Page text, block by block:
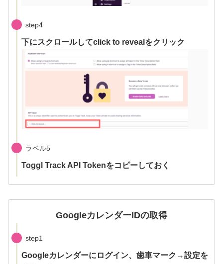
step4
下にスクロールしてclick to revealをクリック
ラベル5
Toggl Track API Tokenをコピーしておく
GoogleカレンダーIDの取得
step1
Googleカレンダーにログイン、歯車マーク→設定を